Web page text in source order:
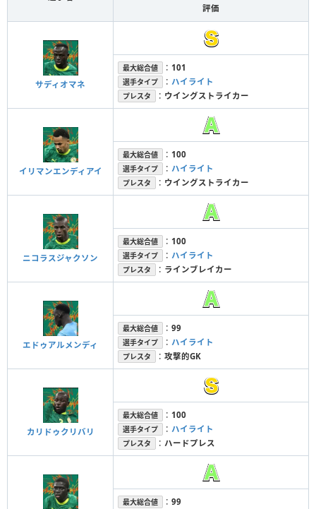
評価
サディオマネ
最大総合値 ： 101
選手タイプ ： ハイライト
プレスタ ： ウイングストライカー
イリマンエンディアイ
最大総合値 ： 100
選手タイプ ： ハイライト
プレスタ ： ウイングストライカー
ニコラスジャクソン
最大総合値 ： 100
選手タイプ ： ハイライト
プレスタ ： ラインブレイカー
エドゥアルメンディ
最大総合値 ： 99
選手タイプ ： ハイライト
プレスタ ： 攻撃的GK
カリドゥクリバリ
最大総合値 ： 100
選手タイプ ： ハイライト
プレスタ ： ハードプレス
最大総合値 ： 99